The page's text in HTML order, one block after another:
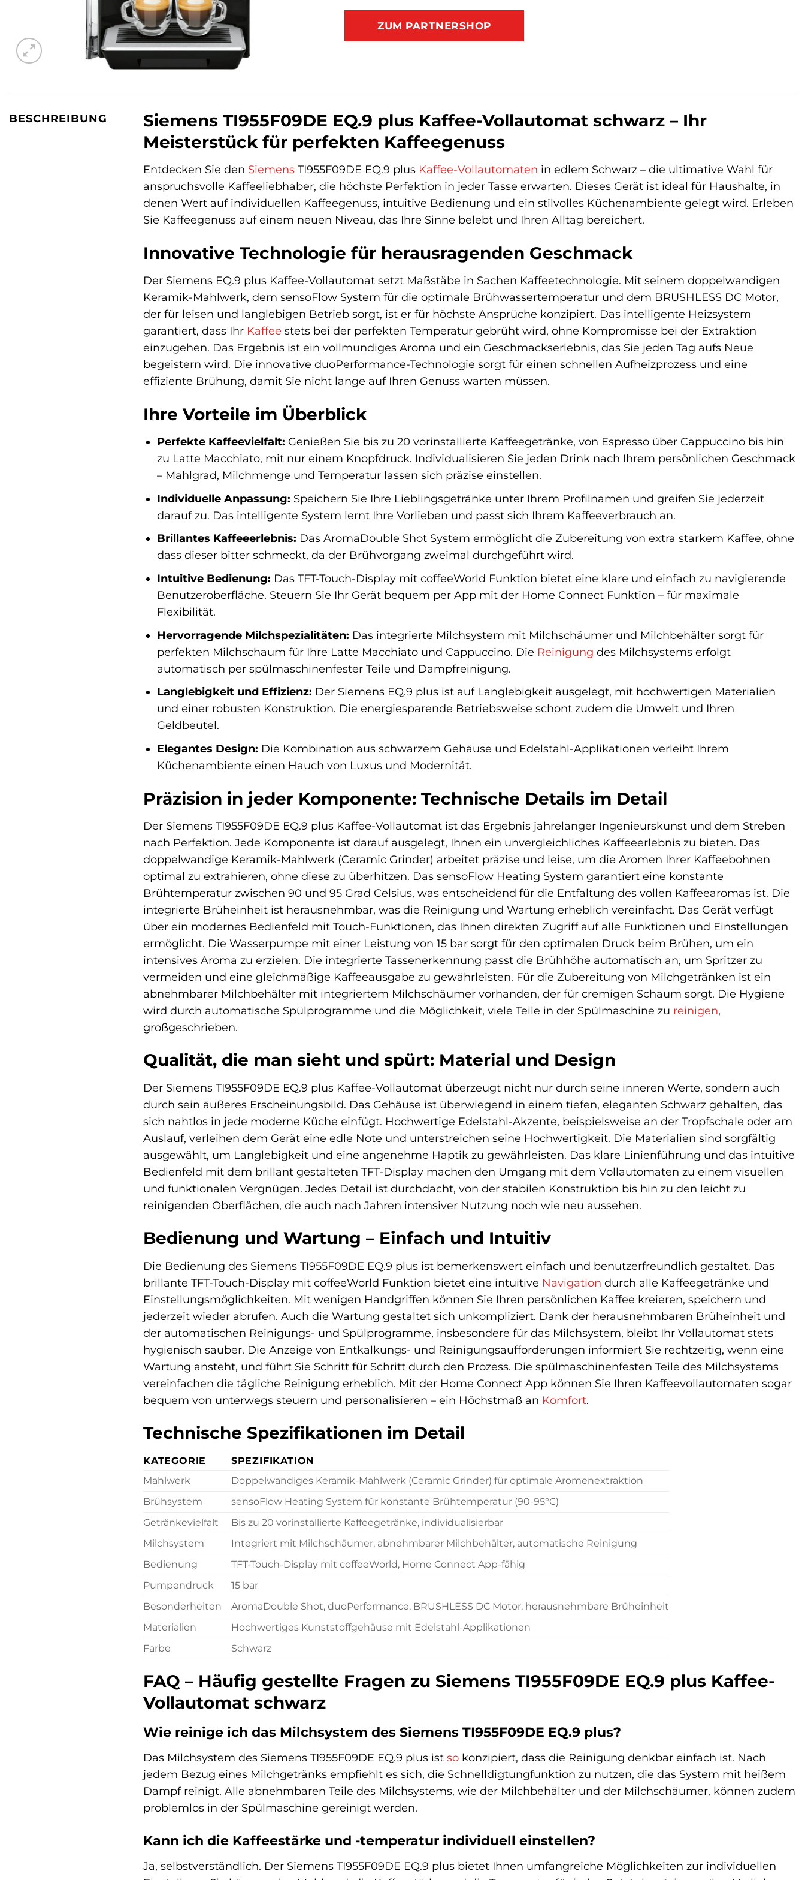
ZUM PARTNERSHOP
BESCHREIBUNG
Siemens TI955F09DE EQ.9 plus Kaffee-Vollautomat schwarz – Ihr
Meisterstück für perfekten Kaffeegenuss
Entdecken Sie den Siemens TI955F09DE EQ.9 plus Kaffee-Vollautomaten in edlem Schwarz – die ultimative Wahl für
anspruchsvolle Kaffeeliebhaber, die höchste Perfektion in jeder Tasse erwarten. Dieses Gerät ist ideal für Haushalte, in
denen Wert auf individuellen Kaffeegenuss, intuitive Bedienung und ein stilvolles Küchenambiente gelegt wird. Erleben
Sie Kaffeegenuss auf einem neuen Niveau, das Ihre Sinne belebt und Ihren Alltag bereichert.
Innovative Technologie für herausragenden Geschmack
Der Siemens EQ.9 plus Kaffee-Vollautomat setzt Maßstäbe in Sachen Kaffeetechnologie. Mit seinem doppelwandigen
Keramik-Mahlwerk, dem sensoFlow System für die optimale Brühwassertemperatur und dem BRUSHLESS DC Motor,
der für leisen und langlebigen Betrieb sorgt, ist er für höchste Ansprüche konzipiert. Das intelligente Heizsystem
garantiert, dass Ihr Kaffee stets bei der perfekten Temperatur gebrüht wird, ohne Kompromisse bei der Extraktion
einzugehen. Das Ergebnis ist ein vollmundiges Aroma und ein Geschmackserlebnis, das Sie jeden Tag aufs Neue
begeistern wird. Die innovative duoPerformance-Technologie sorgt für einen schnellen Aufheizprozess und eine
effiziente Brühung, damit Sie nicht lange auf Ihren Genuss warten müssen.
Ihre Vorteile im Überblick
Perfekte Kaffeevielfalt: Genießen Sie bis zu 20 vorinstallierte Kaffeegetränke, von Espresso über Cappuccino bis hin
zu Latte Macchiato, mit nur einem Knopfdruck. Individualisieren Sie jeden Drink nach Ihrem persönlichen Geschmack
– Mahlgrad, Milchmenge und Temperatur lassen sich präzise einstellen.
Individuelle Anpassung: Speichern Sie Ihre Lieblingsgetränke unter Ihrem Profilnamen und greifen Sie jederzeit
darauf zu. Das intelligente System lernt Ihre Vorlieben und passt sich Ihrem Kaffeeverbrauch an.
Brillantes Kaffeeerlebnis: Das AromaDouble Shot System ermöglicht die Zubereitung von extra starkem Kaffee, ohne
dass dieser bitter schmeckt, da der Brühvorgang zweimal durchgeführt wird.
Intuitive Bedienung: Das TFT-Touch-Display mit coffeeWorld Funktion bietet eine klare und einfach zu navigierende
Benutzeroberfläche. Steuern Sie Ihr Gerät bequem per App mit der Home Connect Funktion – für maximale
Flexibilität.
Hervorragende Milchspezialitäten: Das integrierte Milchsystem mit Milchschäumer und Milchbehälter sorgt für
perfekten Milchschaum für Ihre Latte Macchiato und Cappuccino. Die Reinigung des Milchsystems erfolgt
automatisch per spülmaschinenfester Teile und Dampfreinigung.
Langlebigkeit und Effizienz: Der Siemens EQ.9 plus ist auf Langlebigkeit ausgelegt, mit hochwertigen Materialien
und einer robusten Konstruktion. Die energiesparende Betriebsweise schont zudem die Umwelt und Ihren
Geldbeutel.
Elegantes Design: Die Kombination aus schwarzem Gehäuse und Edelstahl-Applikationen verleiht Ihrem
Küchenambiente einen Hauch von Luxus und Modernität.
Präzision in jeder Komponente: Technische Details im Detail
Der Siemens TI955F09DE EQ.9 plus Kaffee-Vollautomat ist das Ergebnis jahrelanger Ingenieurskunst und dem Streben
nach Perfektion. Jede Komponente ist darauf ausgelegt, Ihnen ein unvergleichliches Kaffeeerlebnis zu bieten. Das
doppelwandige Keramik-Mahlwerk (Ceramic Grinder) arbeitet präzise und leise, um die Aromen Ihrer Kaffeebohnen
optimal zu extrahieren, ohne diese zu überhitzen. Das sensoFlow Heating System garantiert eine konstante
Brühtemperatur zwischen 90 und 95 Grad Celsius, was entscheidend für die Entfaltung des vollen Kaffeearomas ist. Die
integrierte Brüheinheit ist herausnehmbar, was die Reinigung und Wartung erheblich vereinfacht. Das Gerät verfügt
über ein modernes Bedienfeld mit Touch-Funktionen, das Ihnen direkten Zugriff auf alle Funktionen und Einstellungen
ermöglicht. Die Wasserpumpe mit einer Leistung von 15 bar sorgt für den optimalen Druck beim Brühen, um ein
intensives Aroma zu erzielen. Die integrierte Tassenerkennung passt die Brühhöhe automatisch an, um Spritzer zu
vermeiden und eine gleichmäßige Kaffeeausgabe zu gewährleisten. Für die Zubereitung von Milchgetränken ist ein
abnehmbarer Milchbehälter mit integriertem Milchschäumer vorhanden, der für cremigen Schaum sorgt. Die Hygiene
wird durch automatische Spülprogramme und die Möglichkeit, viele Teile in der Spülmaschine zu reinigen,
großgeschrieben.
Qualität, die man sieht und spürt: Material und Design
Der Siemens TI955F09DE EQ.9 plus Kaffee-Vollautomat überzeugt nicht nur durch seine inneren Werte, sondern auch
durch sein äußeres Erscheinungsbild. Das Gehäuse ist überwiegend in einem tiefen, eleganten Schwarz gehalten, das
sich nahtlos in jede moderne Küche einfügt. Hochwertige Edelstahl-Akzente, beispielsweise an der Tropfschale oder am
Auslauf, verleihen dem Gerät eine edle Note und unterstreichen seine Hochwertigkeit. Die Materialien sind sorgfältig
ausgewählt, um Langlebigkeit und eine angenehme Haptik zu gewährleisten. Das klare Linienführung und das intuitive
Bedienfeld mit dem brillant gestalteten TFT-Display machen den Umgang mit dem Vollautomaten zu einem visuellen
und funktionalen Vergnügen. Jedes Detail ist durchdacht, von der stabilen Konstruktion bis hin zu den leicht zu
reinigenden Oberflächen, die auch nach Jahren intensiver Nutzung noch wie neu aussehen.
Bedienung und Wartung – Einfach und Intuitiv
Die Bedienung des Siemens TI955F09DE EQ.9 plus ist bemerkenswert einfach und benutzerfreundlich gestaltet. Das
brillante TFT-Touch-Display mit coffeeWorld Funktion bietet eine intuitive Navigation durch alle Kaffeegetränke und
Einstellungsmöglichkeiten. Mit wenigen Handgriffen können Sie Ihren persönlichen Kaffee kreieren, speichern und
jederzeit wieder abrufen. Auch die Wartung gestaltet sich unkompliziert. Dank der herausnehmbaren Brüheinheit und
der automatischen Reinigungs- und Spülprogramme, insbesondere für das Milchsystem, bleibt Ihr Vollautomat stets
hygienisch sauber. Die Anzeige von Entkalkungs- und Reinigungsaufforderungen informiert Sie rechtzeitig, wenn eine
Wartung ansteht, und führt Sie Schritt für Schritt durch den Prozess. Die spülmaschinenfesten Teile des Milchsystems
vereinfachen die tägliche Reinigung erheblich. Mit der Home Connect App können Sie Ihren Kaffeevollautomaten sogar
bequem von unterwegs steuern und personalisieren – ein Höchstmaß an Komfort.
Technische Spezifikationen im Detail
KATEGORIE
SPEZIFIKATION
Mahlwerk
Doppelwandiges Keramik-Mahlwerk (Ceramic Grinder) für optimale Aromenextraktion
Brühsystem
sensoFlow Heating System für konstante Brühtemperatur (90-95°C)
Getränkevielfalt
Bis zu 20 vorinstallierte Kaffeegetränke, individualisierbar
Milchsystem
Integriert mit Milchschäumer, abnehmbarer Milchbehälter, automatische Reinigung
Bedienung
TFT-Touch-Display mit coffeeWorld, Home Connect App-fähig
Pumpendruck
15 bar
Besonderheiten
AromaDouble Shot, duoPerformance, BRUSHLESS DC Motor, herausnehmbare Brüheinheit
Materialien
Hochwertiges Kunststoffgehäuse mit Edelstahl-Applikationen
Farbe
Schwarz
FAQ – Häufig gestellte Fragen zu Siemens TI955F09DE EQ.9 plus Kaffee-
Vollautomat schwarz
Wie reinige ich das Milchsystem des Siemens TI955F09DE EQ.9 plus?
Das Milchsystem des Siemens TI955F09DE EQ.9 plus ist so konzipiert, dass die Reinigung denkbar einfach ist. Nach
jedem Bezug eines Milchgetränks empfiehlt es sich, die Schnelldigtungfunktion zu nutzen, die das System mit heißem
Dampf reinigt. Alle abnehmbaren Teile des Milchsystems, wie der Milchbehälter und der Milchschäumer, können zudem
problemlos in der Spülmaschine gereinigt werden.
Kann ich die Kaffeestärke und -temperatur individuell einstellen?
Ja, selbstverständlich. Der Siemens TI955F09DE EQ.9 plus bietet Ihnen umfangreiche Möglichkeiten zur individuellen